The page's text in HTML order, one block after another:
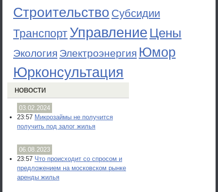
Строительство Субсидии
ТранспортУправление Цены
Экология Электроэнергия Юмор
Юрконсультация
НОВОСТИ
03.02.2024
23:57 Микрозаймы не получится
получить под залог жилья
06.08.2023
23:57 Что происходит со спросом и
предложением на московском рынке
аренды жилья